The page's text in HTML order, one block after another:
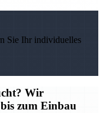
Sie Ihr individuelles
Wir
zum Einbau